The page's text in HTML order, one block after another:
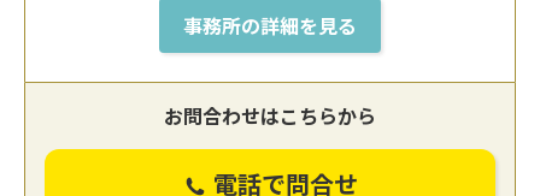
事務所の詳細を見る
お問合わせはこちらから
電話で問合せ